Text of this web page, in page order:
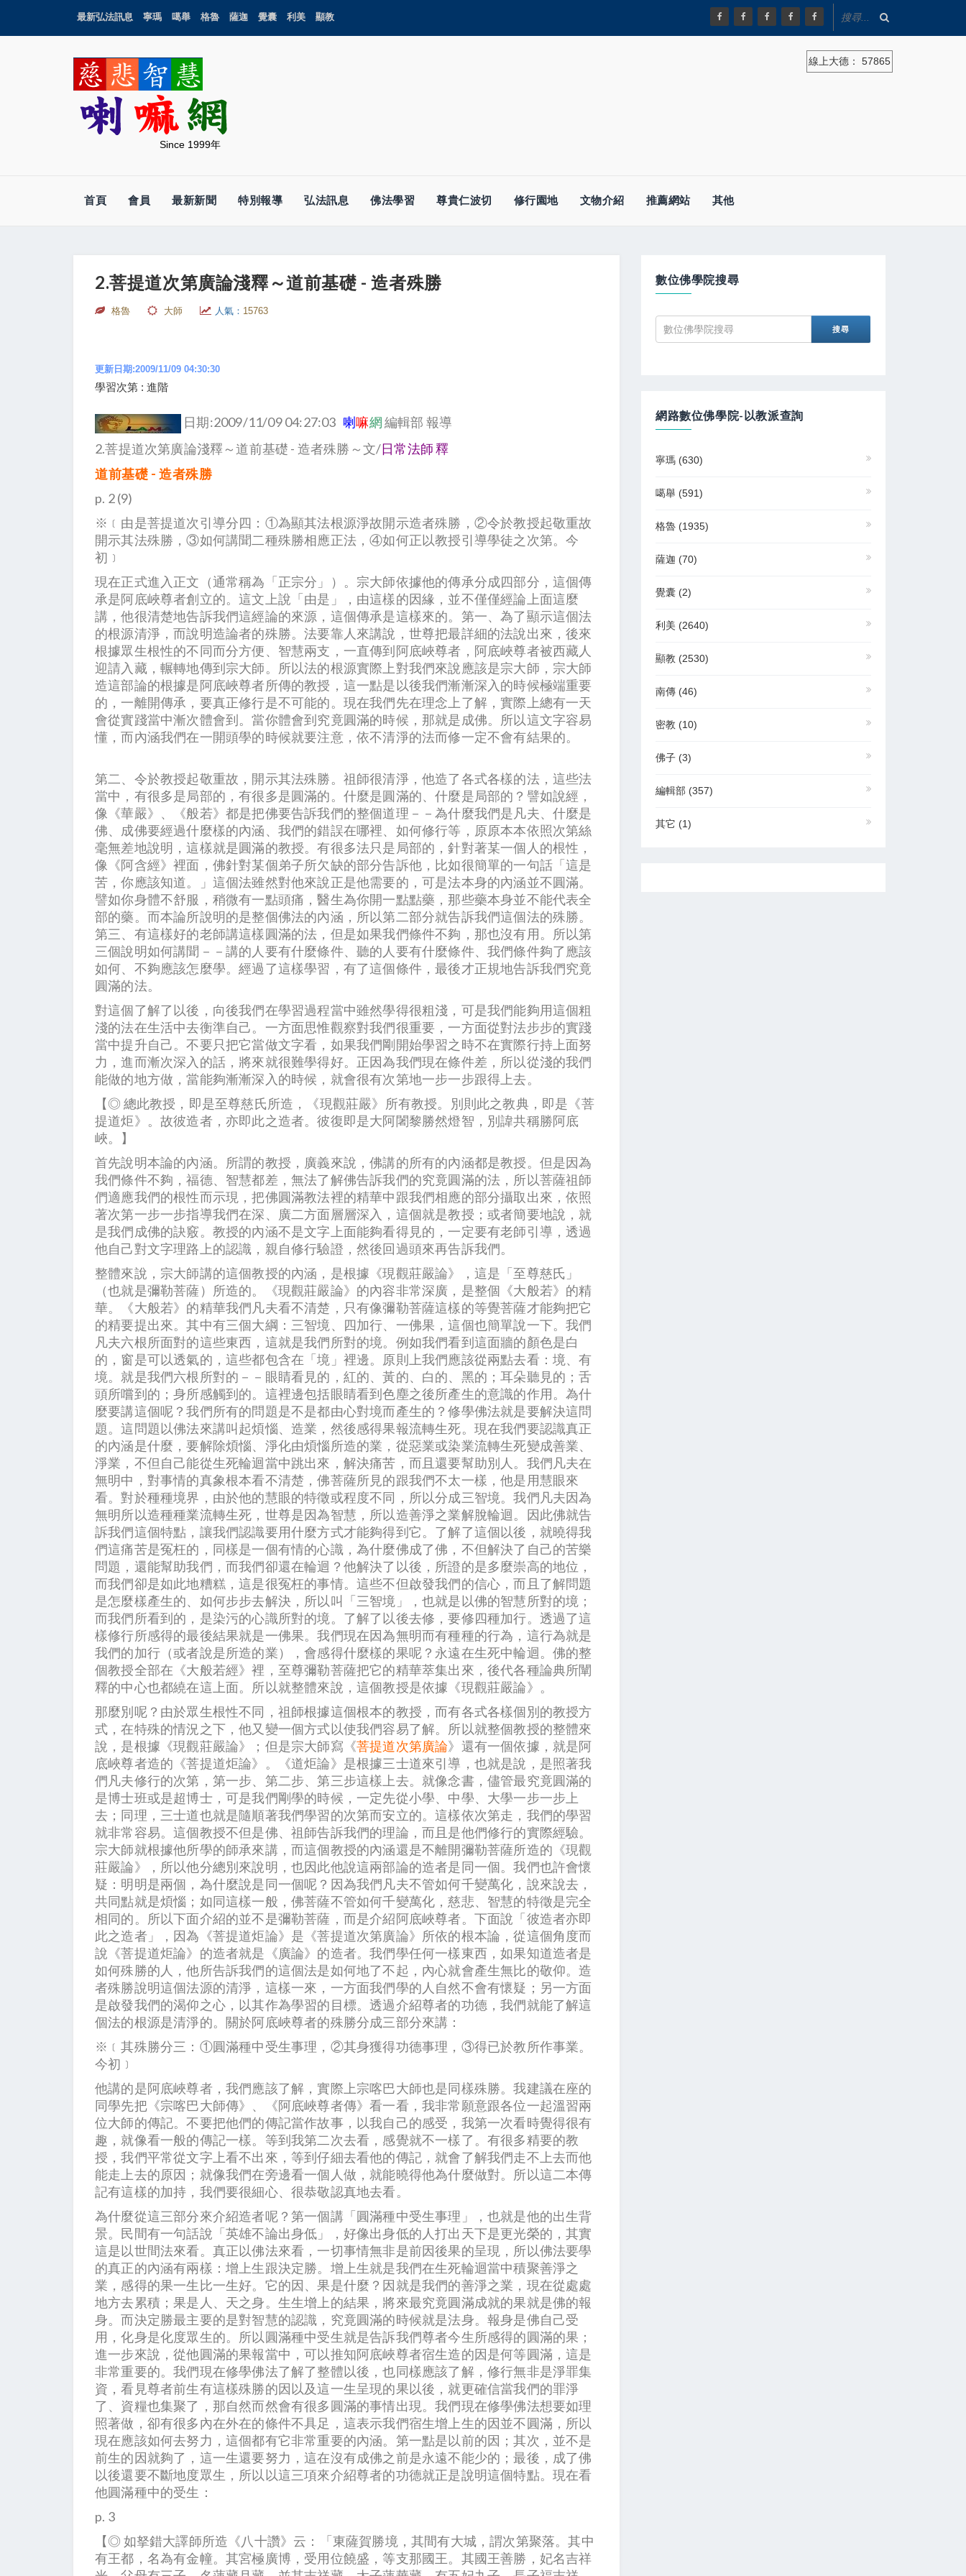
最新弘法訊息 寧瑪 噶舉 格魯 薩迦 覺囊 利美 顯教
Since 1999年
線上大德： 57865
首頁 會員 最新新聞 特別報導 弘法訊息 佛法學習 尊貴仁波切 修行園地 文物介紹 推薦網站 其他
2.菩提道次第廣論淺釋～道前基礎 - 造者殊勝
格魯 大師 人氣： 15763
更新日期:2009/11/09 04:30:30
學習次第 : 進階
日期:2009/11/09 04:27:03 喇嘛網編輯部 報導
2.菩提道次第廣論淺釋～道前基礎 - 造者殊勝～文/日常法師 釋
道前基礎 - 造者殊勝
p. 2 (9)
※﹝由是菩提道次引導分四：①為顯其法根源淨故開示造者殊勝，②令於教授起敬重故
開示其法殊勝，③如何講聞二種殊勝相應正法，④如何正以教授引導學徒之次第。今
初﹞
現在正式進入正文（通常稱為「正宗分」）。宗大師依據他的傳承分成四部分，這個傳
承是阿底峽尊者創立的。這文上說「由是」，由這樣的因緣，並不僅僅經論上面這麼
講，他很清楚地告訴我們這經論的來源，這個傳承是這樣來的。第一、為了顯示這個法
的根源清淨，而說明造論者的殊勝。法要靠人來講說，世尊把最詳細的法說出來，後來
根據眾生根性的不同而分方便、智慧兩支，一直傳到阿底峽尊者，阿底峽尊者被西藏人
迎請入藏，輾轉地傳到宗大師。所以法的根源實際上對我們來說應該是宗大師，宗大師
造這部論的根據是阿底峽尊者所傳的教授，這一點是以後我們漸漸深入的時候極端重要
的，一離開傳承，要真正修行是不可能的。現在我們先在理念上了解，實際上總有一天
會從實踐當中漸次體會到。當你體會到究竟圓滿的時候，那就是成佛。所以這文字容易
懂，而內涵我們在一開頭學的時候就要注意，依不清淨的法而修一定不會有結果的。
第二、令於教授起敬重故，開示其法殊勝。祖師很清淨，他造了各式各樣的法，這些法
當中，有很多是局部的，有很多是圓滿的。什麼是圓滿的、什麼是局部的？譬如說經，
像《華嚴》、《般若》都是把佛要告訴我們的整個道理－－為什麼我們是凡夫、什麼是
佛、成佛要經過什麼樣的內涵、我們的錯誤在哪裡、如何修行等，原原本本依照次第絲
毫無差地說明，這樣就是圓滿的教授。有很多法只是局部的，針對著某一個人的根性，
像《阿含經》裡面，佛針對某個弟子所欠缺的部分告訴他，比如很簡單的一句話「這是
苦，你應該知道。」這個法雖然對他來說正是他需要的，可是法本身的內涵並不圓滿。
譬如你身體不舒服，稍微有一點頭痛，醫生為你開一點點藥，那些藥本身並不能代表全
部的藥。而本論所說明的是整個佛法的內涵，所以第二部分就告訴我們這個法的殊勝。
第三、有這樣好的老師講這樣圓滿的法，但是如果我們條件不夠，那也沒有用。所以第
三個說明如何講聞－－講的人要有什麼條件、聽的人要有什麼條件、我們條件夠了應該
如何、不夠應該怎麼學。經過了這樣學習，有了這個條件，最後才正規地告訴我們究竟
圓滿的法。
對這個了解了以後，向後我們在學習過程當中雖然學得很粗淺，可是我們能夠用這個粗
淺的法在生活中去衡準自己。一方面思惟觀察對我們很重要，一方面從對法步步的實踐
當中提升自己。不要只把它當做文字看，如果我們剛開始學習之時不在實際行持上面努
力，進而漸次深入的話，將來就很難學得好。正因為我們現在條件差，所以從淺的我們
能做的地方做，當能夠漸漸深入的時候，就會很有次第地一步一步跟得上去。
【◎ 總此教授，即是至尊慈氏所造，《現觀莊嚴》所有教授。別則此之教典，即是《菩
提道炬》。故彼造者，亦即此之造者。彼復即是大阿闍黎勝然燈智，別諱共稱勝阿底
峽。】
首先說明本論的內涵。所謂的教授，廣義來說，佛講的所有的內涵都是教授。但是因為
我們條件不夠，福德、智慧都差，無法了解佛告訴我們的究竟圓滿的法，所以菩薩祖師
們適應我們的根性而示現，把佛圓滿教法裡的精華中跟我們相應的部分攝取出來，依照
著次第一步一步指導我們在深、廣二方面層層深入，這個就是教授；或者簡要地說，就
是我們成佛的訣竅。教授的內涵不是文字上面能夠看得見的，一定要有老師引導，透過
他自己對文字理路上的認識，親自修行驗證，然後回過頭來再告訴我們。
整體來說，宗大師講的這個教授的內涵，是根據《現觀莊嚴論》，這是「至尊慈氏」
（也就是彌勒菩薩）所造的。《現觀莊嚴論》的內容非常深廣，是整個《大般若》的精
華。《大般若》的精華我們凡夫看不清楚，只有像彌勒菩薩這樣的等覺菩薩才能夠把它
的精要提出來。其中有三個大綱：三智境、四加行、一佛果，這個也簡單說一下。我們
凡夫六根所面對的這些東西，這就是我們所對的境。例如我們看到這面牆的顏色是白
的，窗是可以透氣的，這些都包含在「境」裡邊。原則上我們應該從兩點去看：境、有
境。就是我們六根所對的－－眼睛看見的，紅的、黃的、白的、黑的；耳朵聽見的；舌
頭所嚐到的；身所感觸到的。這裡邊包括眼睛看到色塵之後所產生的意識的作用。為什
麼要講這個呢？我們所有的問題是不是都由心對境而產生的？修學佛法就是要解決這問
題。這問題以佛法來講叫起煩惱、造業，然後感得果報流轉生死。現在我們要認識真正
的內涵是什麼，要解除煩惱、淨化由煩惱所造的業，從惡業或染業流轉生死變成善業、
淨業，不但自己能從生死輪迴當中跳出來，解決痛苦，而且還要幫助別人。我們凡夫在
無明中，對事情的真象根本看不清楚，佛菩薩所見的跟我們不太一樣，他是用慧眼來
看。對於種種境界，由於他的慧眼的特徵或程度不同，所以分成三智境。我們凡夫因為
無明所以造種種業流轉生死，世尊是因為智慧，所以造善淨之業解脫輪迴。因此佛就告
訴我們這個特點，讓我們認識要用什麼方式才能夠得到它。了解了這個以後，就曉得我
們這痛苦是冤枉的，同樣是一個有情的心識，為什麼佛成了佛，不但解決了自己的苦樂
問題，還能幫助我們，而我們卻還在輪迴？他解決了以後，所證的是多麼崇高的地位，
而我們卻是如此地糟糕，這是很冤枉的事情。這些不但啟發我們的信心，而且了解問題
是怎麼樣產生的、如何步步去解決，所以叫「三智境」，也就是以佛的智慧所對的境；
而我們所看到的，是染污的心識所對的境。了解了以後去修，要修四種加行。透過了這
樣修行所感得的最後結果就是一佛果。我們現在因為無明而有種種的行為，這行為就是
我們的加行（或者說是所造的業），會感得什麼樣的果呢？永遠在生死中輪迴。佛的整
個教授全部在《大般若經》裡，至尊彌勒菩薩把它的精華萃集出來，後代各種論典所闡
釋的中心也都繞在這上面。所以就整體來說，這個教授是依據《現觀莊嚴論》。
那麼別呢？由於眾生根性不同，祖師根據這個根本的教授，而有各式各樣個別的教授方
式，在特殊的情況之下，他又變一個方式以使我們容易了解。所以就整個教授的整體來
說，是根據《現觀莊嚴論》；但是宗大師寫《菩提道次第廣論》還有一個依據，就是阿
底峽尊者造的《菩提道炬論》。《道炬論》是根據三士道來引導，也就是說，是照著我
們凡夫修行的次第，第一步、第二步、第三步這樣上去。就像念書，儘管最究竟圓滿的
是博士班或是超博士，可是我們剛學的時候，一定先從小學、中學、大學一步一步上
去；同理，三士道也就是隨順著我們學習的次第而安立的。這樣依次第走，我們的學習
就非常容易。這個教授不但是佛、祖師告訴我們的理論，而且是他們修行的實際經驗。
宗大師就根據他所學的師承來講，而這個教授的內涵還是不離開彌勒菩薩所造的《現觀
莊嚴論》，所以他分總別來說明，也因此他說這兩部論的造者是同一個。我們也許會懷
疑：明明是兩個，為什麼說是同一個呢？因為我們凡夫不管如何千變萬化，說來說去，
共同點就是煩惱；如同這樣一般，佛菩薩不管如何千變萬化，慈悲、智慧的特徵是完全
相同的。所以下面介紹的並不是彌勒菩薩，而是介紹阿底峽尊者。下面說「彼造者亦即
此之造者」，因為《菩提道炬論》是《菩提道次第廣論》所依的根本論，從這個角度而
說《菩提道炬論》的造者就是《廣論》的造者。我們學任何一樣東西，如果知道造者是
如何殊勝的人，他所告訴我們的這個法是如何地了不起，內心就會產生無比的敬仰。造
者殊勝說明這個法源的清淨，這樣一來，一方面我們學的人自然不會有懷疑；另一方面
是啟發我們的渴仰之心，以其作為學習的目標。透過介紹尊者的功德，我們就能了解這
個法的根源是清淨的。關於阿底峽尊者的殊勝分成三部分來講：
※﹝其殊勝分三：①圓滿種中受生事理，②其身獲得功德事理，③得已於教所作事業。
今初﹞
他講的是阿底峽尊者，我們應該了解，實際上宗喀巴大師也是同樣殊勝。我建議在座的
同學先把《宗喀巴大師傳》、《阿底峽尊者傳》看一看，我非常願意跟各位一起溫習兩
位大師的傳記。不要把他們的傳記當作故事，以我自己的感受，我第一次看時覺得很有
趣，就像看一般的傳記一樣。等到我第二次去看，感覺就不一樣了。有很多精要的教
授，我們平常從文字上看不出來，等到仔細去看他的傳記，就會了解我們走不上去而他
能走上去的原因；就像我們在旁邊看一個人做，就能曉得他為什麼做對。所以這二本傳
記有這樣的加持，我們要很細心、很恭敬認真地去看。
為什麼從這三部分來介紹造者呢？第一個講「圓滿種中受生事理」，也就是他的出生背
景。民間有一句話說「英雄不論出身低」，好像出身低的人打出天下是更光榮的，其實
這是以世間法來看。真正以佛法來看，一切事情無非是前因後果的呈現，所以佛法要學
的真正的內涵有兩樣：增上生跟決定勝。增上生就是我們在生死輪迴當中積聚善淨之
業，感得的果一生比一生好。它的因、果是什麼？因就是我們的善淨之業，現在從處處
地方去累積；果是人、天之身。生生增上的結果，將來最究竟圓滿成就的果就是佛的報
身。而決定勝最主要的是對智慧的認識，究竟圓滿的時候就是法身。報身是佛自己受
用，化身是化度眾生的。所以圓滿種中受生就是告訴我們尊者今生所感得的圓滿的果；
進一步來說，從他圓滿的果報當中，可以推知阿底峽尊者宿生造的因是何等圓滿，這是
非常重要的。我們現在修學佛法了解了整體以後，也同樣應該了解，修行無非是淨罪集
資，看見尊者前生有這樣殊勝的因以及這一生呈現的果以後，就更確信當我們的罪淨
了、資糧也集聚了，那自然而然會有很多圓滿的事情出現。我們現在修學佛法想要如理
照著做，卻有很多內在外在的條件不具足，這表示我們宿生增上生的因並不圓滿，所以
現在應該如何去努力，這個都有它非常重要的內涵。第一點是以前的因；其次，並不是
前生的因就夠了，這一生還要努力，這在沒有成佛之前是永遠不能少的；最後，成了佛
以後還要不斷地度眾生，所以以這三項來介紹尊者的功德就正是說明這個特點。現在看
他圓滿種中的受生：
p. 3
【◎ 如拏錯大譯師所造《八十讚》云：「東薩賀勝境，其間有大城，謂次第聚落。其中
有王都，名為有金幢。其宮極廣博，受用位饒盛，等支那國王。其國王善勝，妃名吉祥
數位佛學院搜尋
網路數位佛學院-以教派查詢
寧瑪 (630)
噶舉 (591)
格魯 (1935)
薩迦 (70)
覺囊 (2)
利美 (2640)
顯教 (2530)
南傳 (46)
密教 (10)
佛子 (3)
編輯部 (357)
其它 (1)